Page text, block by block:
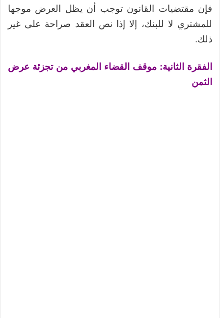
فإن مقتضيات القانون توجب أن يظل العرض موجها
للمشتري لا للبنك، إلا إذا نص العقد صراحة على غير
ذلك.
الفقرة الثانية: موقف القضاء المغربي من تجزئة عرض
الثمن